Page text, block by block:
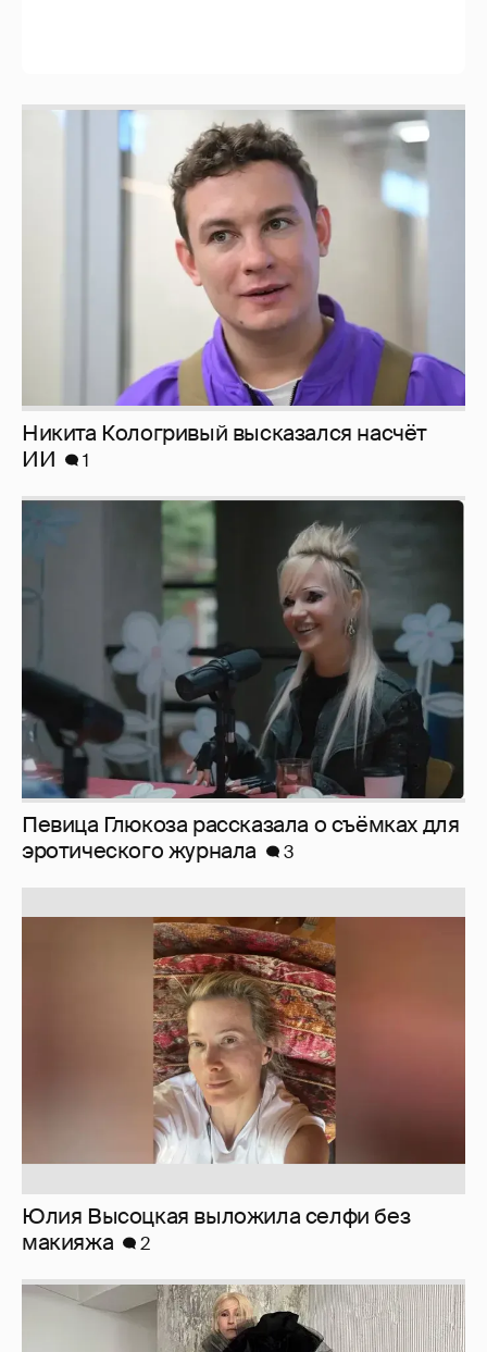
Никита Кологривый высказался насчёт
Певица Глюкоза рассказала о съёмках для
эротического журнала
3
Юлия Высоцкая выложила селфи без
Журналистка Сулим примерила новый